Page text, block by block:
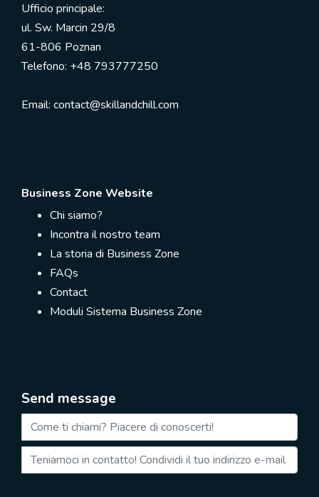
Ufficio principale:
ul. Sw. Marcin 29/8
61-806 Poznan
Telefono: +48 793777250
Email: contact@skillandchill.com
Business Zone Website
Chi siamo?
Incontra il nostro team
La storia di Business Zone
FAQs
Contact
Moduli Sistema Business Zone
Send message